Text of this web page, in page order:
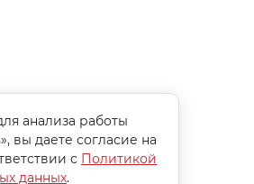
анализа работы
вы даете согласие на
с Политикой
данных.